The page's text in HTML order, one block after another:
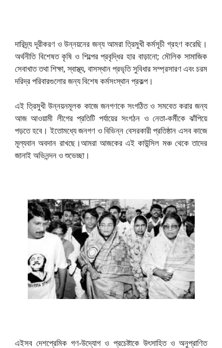
দারিদ্র্য দূরীকরণ ও উন্নয়নের জন্য আমরা ত্রিমুখী কর্মসূচী গ্রহণ করেছি।
অর্থনীতি বিশেষত কৃষি ও শিল্পের প্রবৃদ্ধির হার বাড়ানো; মৌলিক সামাজিক
সেবাখাত তথা শিক্ষা, স্বাস্থ্য, বাসস্থান প্রভৃতি সুবিধার সম্প্রসারণ এবং চরম
দরিদ্র পরিবারগুলোর জন্য বিশেষ কর্মসংস্থান প্রকল্প।
এই ত্রিমুখী উন্নয়নমূলক কাজে জনগণকে সংগঠিত ও সমবেত করার জন্য
আজ আওয়ামী লীগের প্রতিটি পর্যায়ের সংগঠন ও নেতা-কর্মীকে ঝাঁপিয়ে
পড়তে হবে। ইতোমধ্যে জনগণ ও বিভিন্ন বেসরকারী প্রতিষ্ঠান এসব কাজে
মূল্যবান অবদান রাখছে।আমরা আজকের এই কাউন্সিল মঞ্চ থেকে তাদের
জানাই অভিনন্দন ও শুভেচ্ছা।
এইসব দেশপ্রেমিক গণ-উদ্যোগ ও প্রচেষ্টাকে উৎসাহিত ও অনুপ্রাণিত